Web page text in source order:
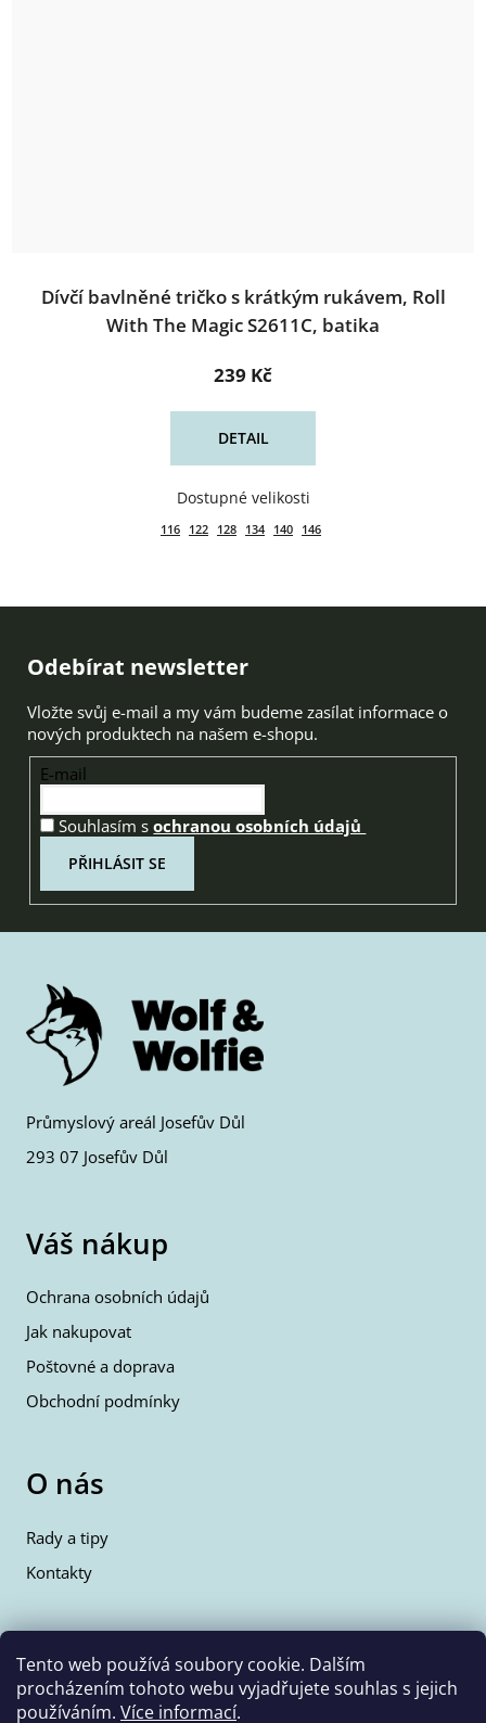
Tento web používá soubory cookie. Dalším
procházením tohoto webu vyjadřujete souhlas s jejich
používáním. Více informací.
Dívčí bavlněné tričko s krátkým rukávem, Roll
With The Magic S2611C, batika
239 Kč
DETAIL
116 122 128 134 140 146
Zápatí
Odebírat newsletter
Vložte svůj e-mail a my vám budeme zasílat informace o
nových produktech na našem e-shopu.
E-mail
Souhlasím sochranou osobních údajů
PŘIHLÁSIT SE
Průmyslový areál Josefův Důl
293 07 Josefův Důl
Váš nákup
Ochrana osobních údajů
Jak nakupovat
Poštovné a doprava
Obchodní podmínky
O nás
Rady a tipy
Kontakty
Kontakty
info@wolfie.cz